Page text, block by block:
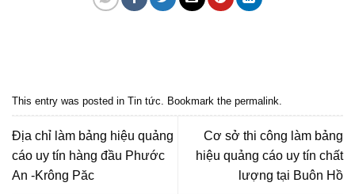
This entry was posted in Tin tức . Bookmark the permalink
Địa chỉ làm bảng hiệu quảng
cáo uy tín hàng đầu Phước
An -Krông Păc
Cơ sở thi công làm bảng
hiệu quảng cáo uy tín chất
lượng tại Buôn Hồ